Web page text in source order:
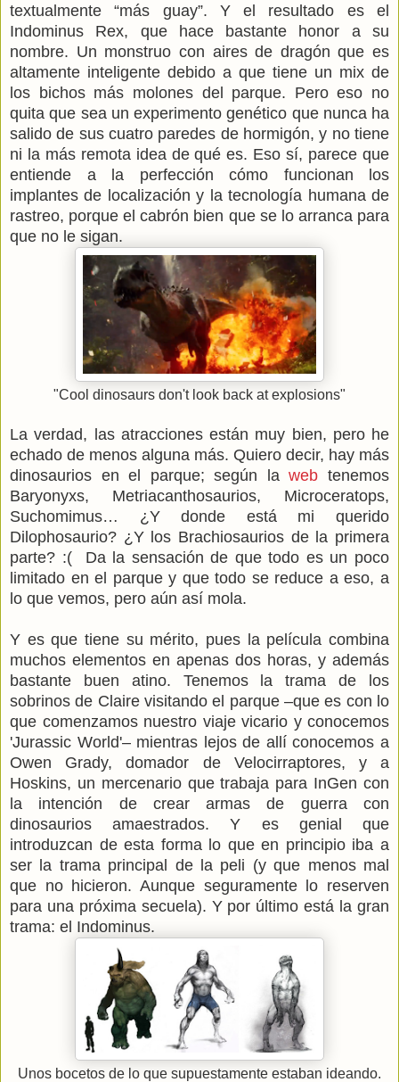
textualmente “más guay”. Y el resultado es el
Indominus Rex, que hace bastante honor a su
nombre. Un monstruo con aires de dragón que es
altamente inteligente debido a que tiene un mix de
los bichos más molones del parque. Pero eso no
quita que sea un experimento genético que nunca ha
salido de sus cuatro paredes de hormigón, y no tiene
ni la más remota idea de qué es. Eso sí, parece que
entiende a la perfección cómo funcionan los
implantes de localización y la tecnología humana de
rastreo, porque el cabrón bien que se lo arranca para
que no le sigan.
"Cool dinosaurs don't look back at explosions"
La verdad, las atracciones están muy bien, pero he
echado de menos alguna más. Quiero decir, hay más
dinosaurios en el parque; según laweb tenemos
Baryonyxs, Metriacanthosaurios, Microceratops,
Suchomimus… ¿Y donde está mi querido
Dilophosaurio? ¿Y los Brachiosaurios de la primera
parte? :( Da la sensación de que todo es un poco
limitado en el parque y que todo se reduce a eso, a
lo que vemos, pero aún así mola.
Y es que tiene su mérito, pues la película combina
muchos elementos en apenas dos horas, y además
bastante buen atino. Tenemos la trama de los
sobrinos de Claire visitando el parque –que es con lo
que comenzamos nuestro viaje vicario y conocemos
'Jurassic World'– mientras lejos de allí conocemos a
Owen Grady, domador de Velocirraptores, y a
Hoskins, un mercenario que trabaja para InGen con
la intención de crear armas de guerra con
dinosaurios amaestrados. Y es genial que
introduzcan de esta forma lo que en principio iba a
ser la trama principal de la peli (y que menos mal
que no hicieron. Aunque seguramente lo reserven
para una próxima secuela). Y por último está la gran
trama: el Indominus.
Unos bocetos de lo que supuestamente estaban ideando.